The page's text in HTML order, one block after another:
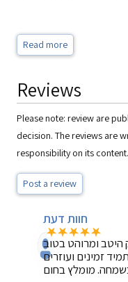
Read more
Reviews
Please note: review are
decision. The reviews are
responsibility on its content.
Post a review
חוות דעת
ומרוהט בטוב
זמינים ועוזרים